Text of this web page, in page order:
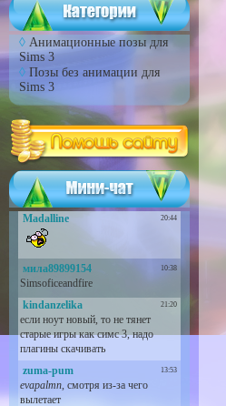
Анимационные позы для
Sims 3
Позы без анимации для
Sims 3